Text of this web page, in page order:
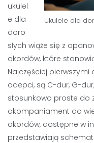
Ukulele dla
ukulel
e dla
doro
słych wiąże się z
akordów, które
Najczęściej
adepci, są C-dur, G-
stosunkowo proste do
akompaniament do
akordów, dostępne w
przedstawiają